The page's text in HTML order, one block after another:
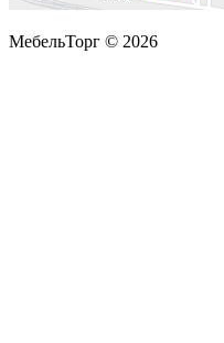
МебельТорг © 2026